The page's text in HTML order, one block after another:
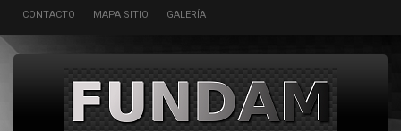
CONTACTO MAPA SITIO GALERÍA